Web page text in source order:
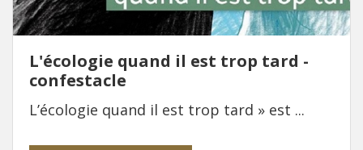
L'écologie quand il est trop tard -
confestacle
L’écologie quand il est trop tard » est ...